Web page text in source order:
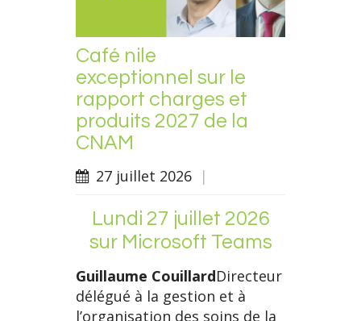
Café nile
exceptionnel sur le
rapport charges et
produits 2027 de la
CNAM
27 juillet 2026 |
Lundi 27 juillet 2026
sur Microsoft Teams
Guillaume CouillardDirecteur
délégué à la gestion et à
l’organisation des soins de la